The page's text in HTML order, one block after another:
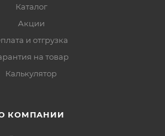
Каталог
Акции
и отгрузка
на товар
Калькулятор
КОМПАНИИ